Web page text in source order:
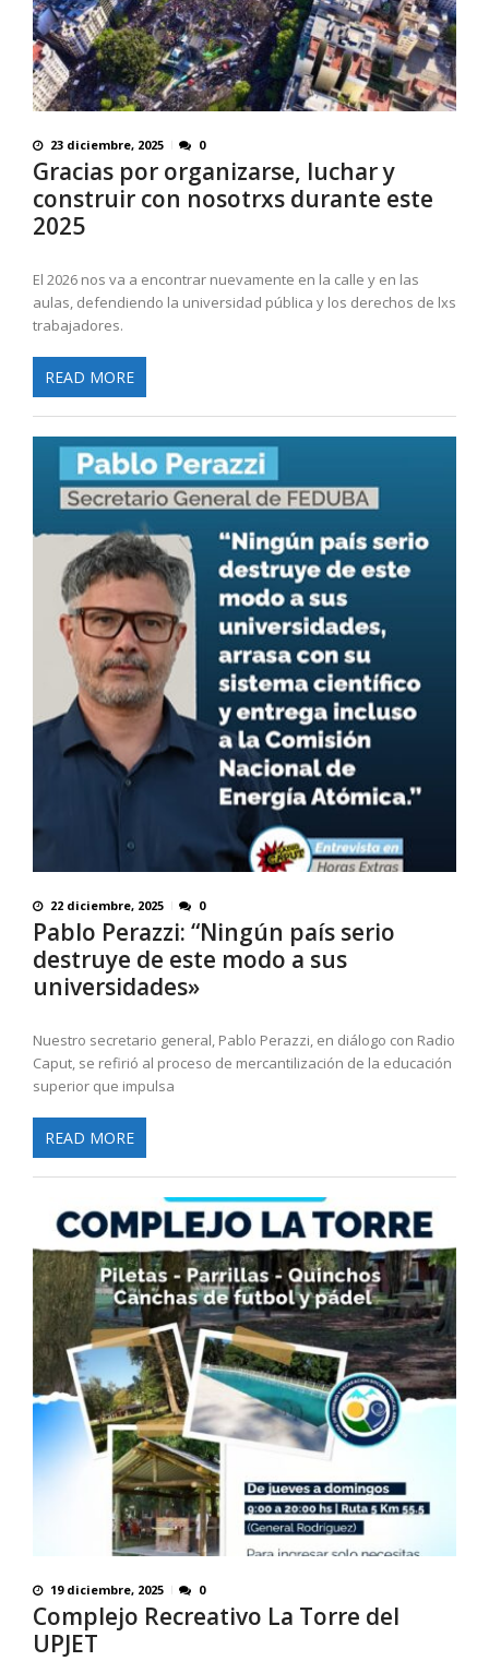
23 diciembre, 2025 0
Gracias por organizarse, luchar y
construir con nosotrxs durante este
2025
El 2026 nos va a encontrar nuevamente en la calle y en las
aulas, defendiendo la universidad pública y los derechos de lxs
trabajadores.
READ MORE
22 diciembre, 2025 0
Pablo Perazzi: “Ningún país serio
destruye de este modo a sus
universidades»
Nuestro secretario general, Pablo Perazzi, en diálogo con Radio
Caput, se refirió al proceso de mercantilización de la educación
superior que impulsa
READ MORE
19 diciembre, 2025 0
Complejo Recreativo La Torre del
UPJET